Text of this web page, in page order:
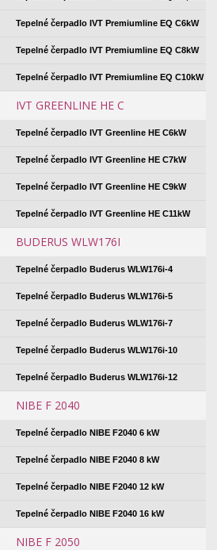
Tepelné čerpadlo IVT Premiumline EQ C6kW
Tepelné čerpadlo IVT Premiumline EQ C8kW
Tepelné čerpadlo IVT Premiumline EQ C10kW
IVT GREENLINE HE C
Tepelné čerpadlo IVT Greenline HE C6kW
Tepelné čerpadlo IVT Greenline HE C7kW
Tepelné čerpadlo IVT Greenline HE C9kW
Tepelné čerpadlo IVT Greenline HE C11kW
BUDERUS WLW176I
Tepelné čerpadlo Buderus WLW176i-4
Tepelné čerpadlo Buderus WLW176i-5
Tepelné čerpadlo Buderus WLW176i-7
Tepelné čerpadlo Buderus WLW176i-10
Tepelné čerpadlo Buderus WLW176i-12
NIBE F 2040
Tepelné čerpadlo NIBE F2040 6 kW
Tepelné čerpadlo NIBE F2040 8 kW
Tepelné čerpadlo NIBE F2040 12 kW
Tepelné čerpadlo NIBE F2040 16 kW
NIBE F 2050